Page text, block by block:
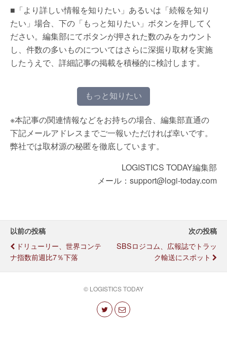
■「より詳しい情報を知りたい」あるいは「続報を知り
たい」場合、下の「もっと知りたい」ボタンを押してく
ださい。編集部にてボタンが押された数のみをカウント
し、件数の多いものについてはさらに深掘り取材を実施
したうえで、詳細記事の掲載を積極的に検討します。
もっと知りたい
※本記事の関連情報などをお持ちの場合、編集部直通の
下記メールアドレスまでご一報いただければ幸いです。
弊社では取材源の秘匿を徹底しています。
LOGISTICS TODAY編集部
メール：support@logi-today.com
以前の投稿
ドリューリー、世界コンテ
ナ指数前週比7％下落
次の投稿
SBSロジコム、広報誌でトラッ
ク輸送にスポット
© LOGISTICS TODAY